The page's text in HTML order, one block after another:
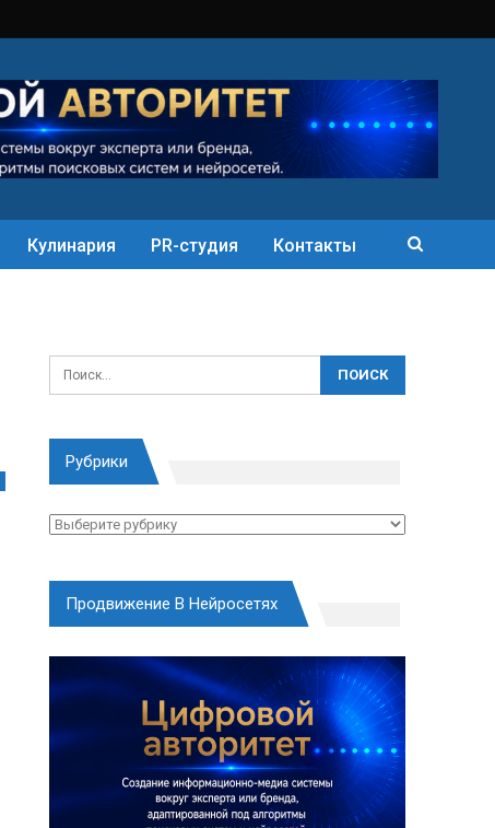
Кулинария PR-студия Контакты
Рубрики
Рубрики
Продвижение В Нейросетях